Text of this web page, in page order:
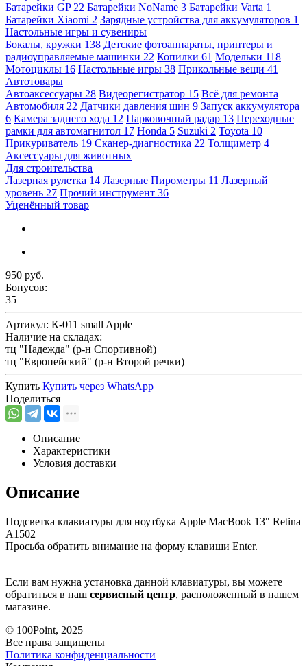
Батарейки GP 22 Батарейки NoName 3 Батарейки Varta 1
Батарейки Xiaomi 2 Зарядные устройства для аккумуляторов 1
Настольные игры и сувениры
Бокалы, кружки 138 Детские фотоаппараты, принтеры и
радиоуправляемые машинки 22 Копилки 61 Модельки 118
Мотоциклы 16 Настольные игры 38 Прикольные вещи 41
Автотовары
Автоаксессуары 28 Видеорегистратор 15 Всё для ремонта
Автомобиля 22 Датчики давления шин 9 Запуск аккумулятора
6 Камера заднего хода 12 Парковочный радар 13 Переходные
рамки для автомагнитол 17 Honda 5 Suzuki 2 Toyota 10
Прикуриватель 19 Сканер-диагностика 22 Толщиметр 4
Аксессуары для животных
Для строительства
Лазерная рулетка 14 Лазерные Пирометры 11 Лазерный
уровень 27 Прочий инструмент 36
Уценённый товар
950 руб.
Бонусов:
35
Артикул: К-011 small Apple
Наличие на складах:
тц "Надежда" (р-н Спортивной)
тц "Европейский" (р-н Второй речки)
Купить Купить через WhatsApp
Поделиться
Описание
Характеристики
Условия доставки
Описание
Подсветка клавиатуры для ноутбука Apple MacBook 13" Retina
A1502
Просьба обратить внимание на форму клавиши Enter.
Если вам нужна установка данной клавиатуры, вы можете
обратиться в наш сервисный центр, расположенный в нашем
магазине.
© 100Point, 2025
Все права защищены
Политика конфиденциальности